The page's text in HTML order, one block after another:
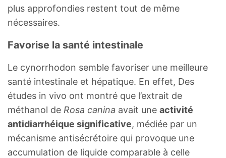
plus approfondies restent tout de même
nécessaires.
Favorise la santé intestinale
Le cynorrhodon semble favoriser une meilleure
santé intestinale et hépatique. En effet, Des
études in vivo ont montré que l’extrait de
méthanol de Rosa canina avait une activité
antidiarrhéique significative, médiée par un
mécanisme antisécrétoire qui provoque une
accumulation de liquide comparable à celle